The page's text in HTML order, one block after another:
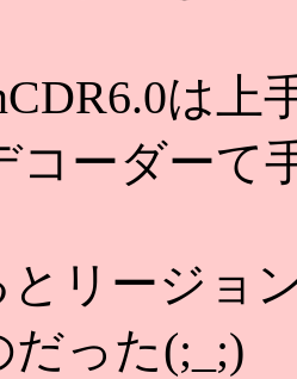
は上
コーダーて
リージョ
った(;_;)